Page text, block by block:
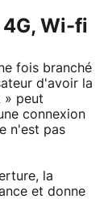
Wi-fi
fois branché
d'avoir la
» peut
connexion
n'est pas
la
et donne